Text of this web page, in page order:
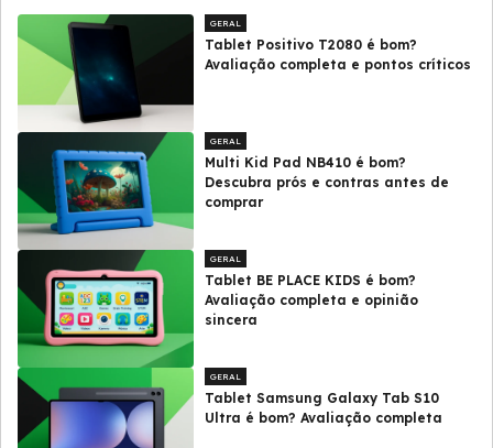
GERAL
Tablet Positivo T2080 é bom?
Avaliação completa e pontos críticos
GERAL
Multi Kid Pad NB410 é bom?
Descubra prós e contras antes de
comprar
GERAL
Tablet BE PLACE KIDS é bom?
Avaliação completa e opinião
sincera
GERAL
Tablet Samsung Galaxy Tab S10
Ultra é bom? Avaliação completa